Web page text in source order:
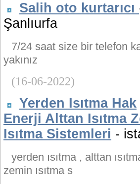
Salih oto kurtarıcı
Şanlıurfa
7/24 saat size bir telefon
yakınız
(16-06-2022)
Yerden Isıtma Hak
Enerji Alttan Isıtma
Isıtma Sistemleri -
yerden ısıtma , alttan
zemin ısıtma s